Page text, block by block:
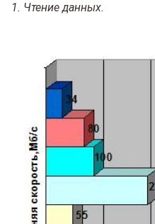
1. Чтение данных.